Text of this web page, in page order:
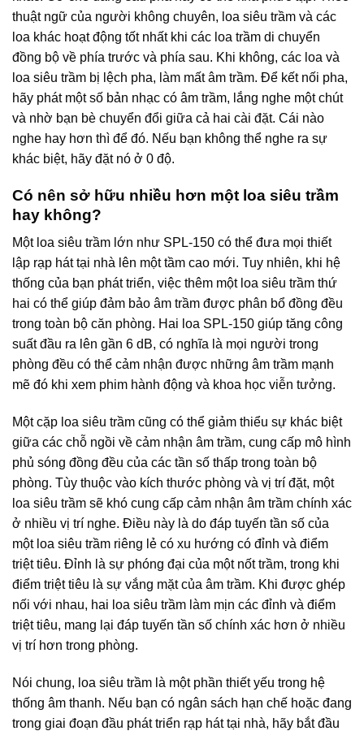
thuật ngữ của người không chuyên, loa siêu trầm và các
loa khác hoạt động tốt nhất khi các loa trầm di chuyển
đồng bộ về phía trước và phía sau. Khi không, các loa và
loa siêu trầm bị lệch pha, làm mất âm trầm. Để kết nối pha,
hãy phát một số bản nhạc có âm trầm, lắng nghe một chút
và nhờ bạn bè chuyển đổi giữa cả hai cài đặt. Cái nào
nghe hay hơn thì để đó. Nếu bạn không thể nghe ra sự
khác biệt, hãy đặt nó ở 0 độ.
Có nên sở hữu nhiều hơn một loa siêu trầm
hay không?
Một loa siêu trầm lớn như SPL-150 có thể đưa mọi thiết
lập rạp hát tại nhà lên một tầm cao mới. Tuy nhiên, khi hệ
thống của bạn phát triển, việc thêm một loa siêu trầm thứ
hai có thể giúp đảm bảo âm trầm được phân bổ đồng đều
trong toàn bộ căn phòng. Hai loa SPL-150 giúp tăng công
suất đầu ra lên gần 6 dB, có nghĩa là mọi người trong
phòng đều có thể cảm nhận được những âm trầm mạnh
mẽ đó khi xem phim hành động và khoa học viễn tưởng.
Một cặp loa siêu trầm cũng có thể giảm thiểu sự khác biệt
giữa các chỗ ngồi về cảm nhận âm trầm, cung cấp mô hình
phủ sóng đồng đều của các tần số thấp trong toàn bộ
phòng. Tùy thuộc vào kích thước phòng và vị trí đặt, một
loa siêu trầm sẽ khó cung cấp cảm nhận âm trầm chính xác
ở nhiều vị trí nghe. Điều này là do đáp tuyến tần số của
một loa siêu trầm riêng lẻ có xu hướng có đỉnh và điểm
triệt tiêu. Đỉnh là sự phóng đại của một nốt trầm, trong khi
điểm triệt tiêu là sự vắng mặt của âm trầm. Khi được ghép
nối với nhau, hai loa siêu trầm làm mịn các đỉnh và điểm
triệt tiêu, mang lại đáp tuyến tần số chính xác hơn ở nhiều
vị trí hơn trong phòng.
Nói chung, loa siêu trầm là một phần thiết yếu trong hệ
thống âm thanh. Nếu bạn có ngân sách hạn chế hoặc đang
trong giai đoạn đầu phát triển rạp hát tại nhà, hãy bắt đầu